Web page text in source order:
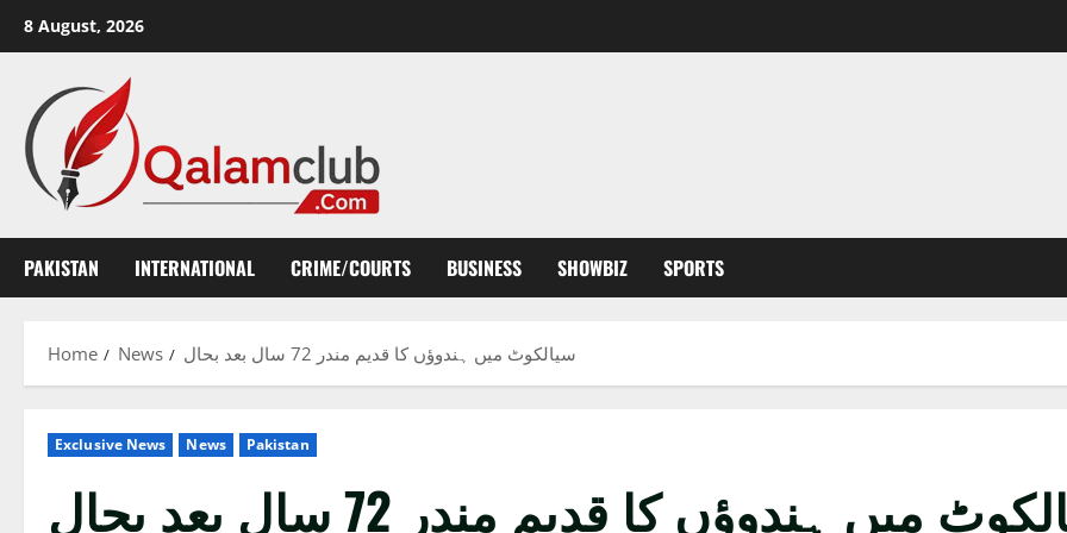
8 August, 2026
PAKISTAN INTERNATIONAL CRIME/COURTS BUSINESS SHOWBIZ SPORTS
Home News سیالکوٹ میں ہندوؤں کا قدیم مندر 72 سال بعد بحال
Exclusive News News Pakistan
میں ہندوؤں کا قدیم مندر 72 سال بعد بحال